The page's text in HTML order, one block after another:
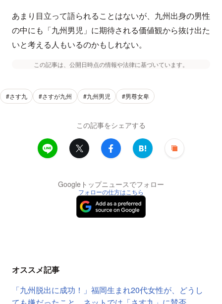
あまり目立って語られることはないが、九州出身の男性
の中にも「九州男児」に期待される価値観から抜け出た
いと考える人もいるのかもしれない。
この記事は、公開日時点の情報や法律に基づいています。
#さす九 #さすが九州 #九州男児 #男尊女卑
この記事をシェアする
Googleトップニュースでフォロー
フォローの仕方はこちら
オススメ記事
「九州脱出に成功！」福岡生まれ20代女性が、どうし